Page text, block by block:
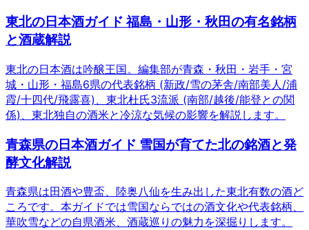
東北の日本酒ガイド 福島・山形・秋田の有名銘柄
と酒蔵解説
東北の日本酒は吟醸王国。編集部が青森・秋田・岩手・宮
城・山形・福島6県の代表銘柄 (新政/雪の茅舎/南部美人/浦
霞/十四代/飛露喜)、東北杜氏3流派 (南部/越後/能登との関
係)、東北独自の酒米と冷涼な気候の影響を解説します。
青森県の日本酒ガイド 雪国が育てた北の銘酒と発
酵文化解説
青森県は田酒や豊盃、陸奥八仙を生み出した東北有数の酒ど
ころです。本ガイドでは雪国ならではの酒文化や代表銘柄、
華吹雪などの自県酒米、酒蔵巡りの魅力を深掘りします。